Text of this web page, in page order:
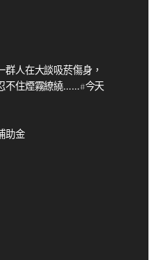
人在大談吸菸傷身，
不住煙霧繚繞……#今天
助金